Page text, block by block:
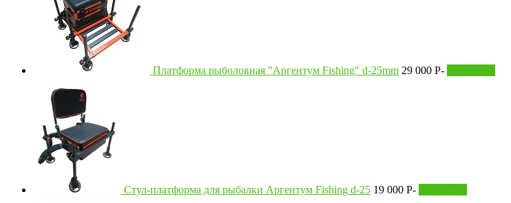
Платформа рыболовная "Аргентум Fishing" d-25mm 29 000 P-
Стул-платформа для рыбалки Аргентум Fishing d-25 19 000 P-